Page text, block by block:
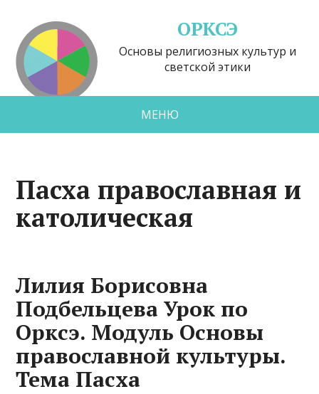
ОРКСЭ
Основы религиозных культур и
светской этики
МЕНЮ
Пасха православная и
католическая
Лилия Борисовна
Подбельцева Урок по
Орксэ. Модуль Основы
православной культуры.
Тема Пасха